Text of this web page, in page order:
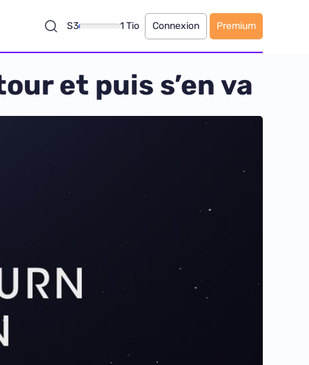
S3 1 Tio Connexion Premium
et puis s’en va